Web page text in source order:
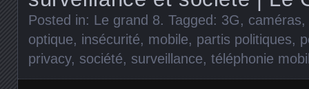
Posted in: Le grand 8. Tagged: 3G, caméras,
optique, insécurité, mobile, partis politiques,
privacy, société, surveillance, téléphonie